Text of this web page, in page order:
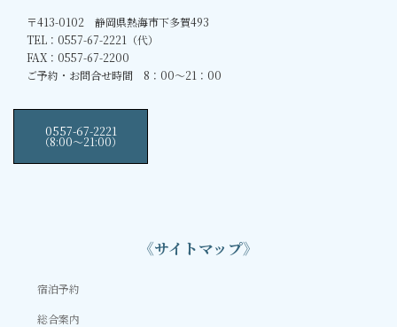
〒413-0102 静岡県熱海市下多賀493
TEL：0557-67-2221（代）
FAX：0557-67-2200
ご予約・お問合せ時間 8：00～21：00
0557-67-2221
（8:00〜21:00）
《サイトマップ》
宿泊予約
総合案内